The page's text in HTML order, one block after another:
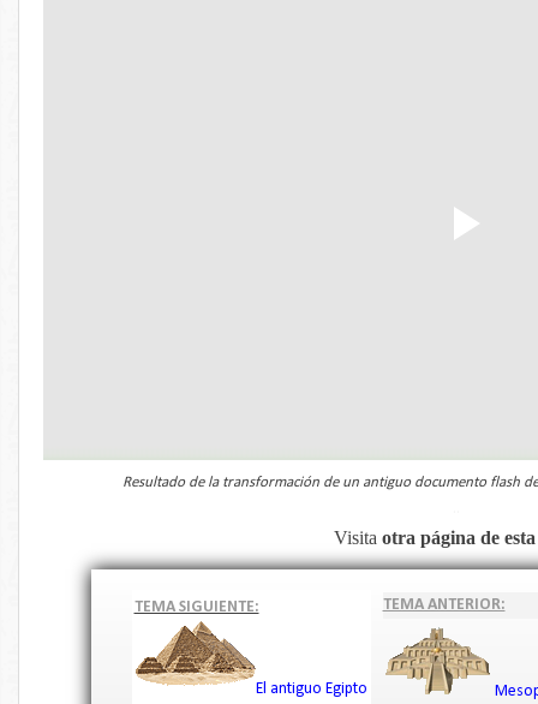
Resultado de la transformación de un antiguo documento flash
Visita otra página de
TEMA SIGUIENTE:
El antiguo Egipto
TEMA ANTERIOR: